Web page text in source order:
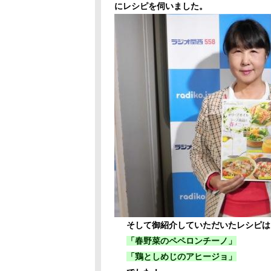
にレシピを伺いました。
そして御紹介していただいたレシピ
「春野菜のペペロンチーノ」
「鶏としめじのアヒージョ」